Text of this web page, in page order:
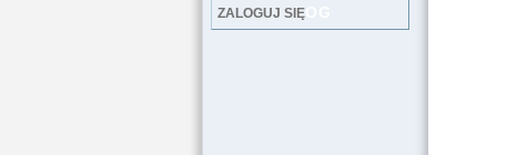
LOG
ZALOGUJ SIĘ